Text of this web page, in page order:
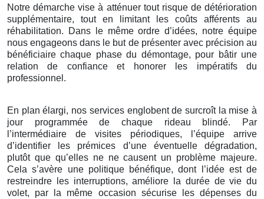
Notre démarche vise à atténuer tout risque de détérioration
supplémentaire, tout en limitant les coûts afférents au
réhabilitation. Dans le même ordre d’idées, notre équipe
nous engageons dans le but de présenter avec précision au
bénéficiaire chaque phase du démontage, pour bâtir une
relation de confiance et honorer les impératifs du
professionnel.
En plan élargi, nos services englobent de surcroît la mise à
jour programmée de chaque rideau blindé. Par
l’intermédiaire de visites périodiques, l’équipe arrive
d’identifier les prémices d’une éventuelle dégradation,
plutôt que qu’elles ne ne causent un problème majeure.
Cela s’avère une politique bénéfique, dont l’idée est de
restreindre les interruptions, améliore la durée de vie du
volet, par la même occasion sécurise les dépenses du